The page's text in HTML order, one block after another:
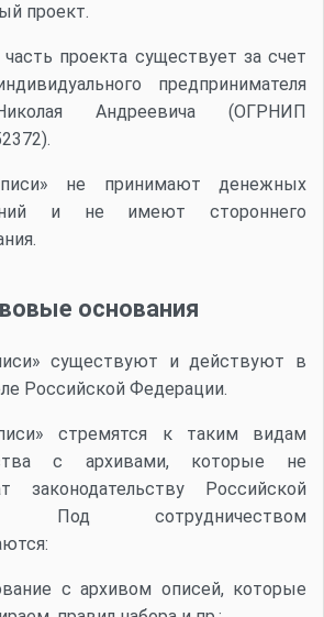
проект.
часть проекта существует за счет
предпринимателя
Андреевича (ОГРНИП
не принимают денежных
и не имеют стороннего
основания
существуют и действуют в
Российской Федерации.
стремятся к таким видам
с архивами, которые не
законодательству Российской
Под сотрудничеством
с архивом описей, которые